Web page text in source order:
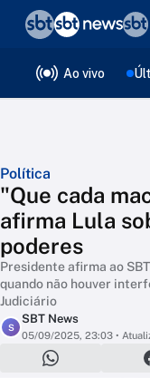
Ao vivo
Política
"Que cada
afirma Lula
poderes
Presidente afirma ao
quando não houver
Judiciário
S
SBT News
05/09/2025, 23:03 •
❮voltar